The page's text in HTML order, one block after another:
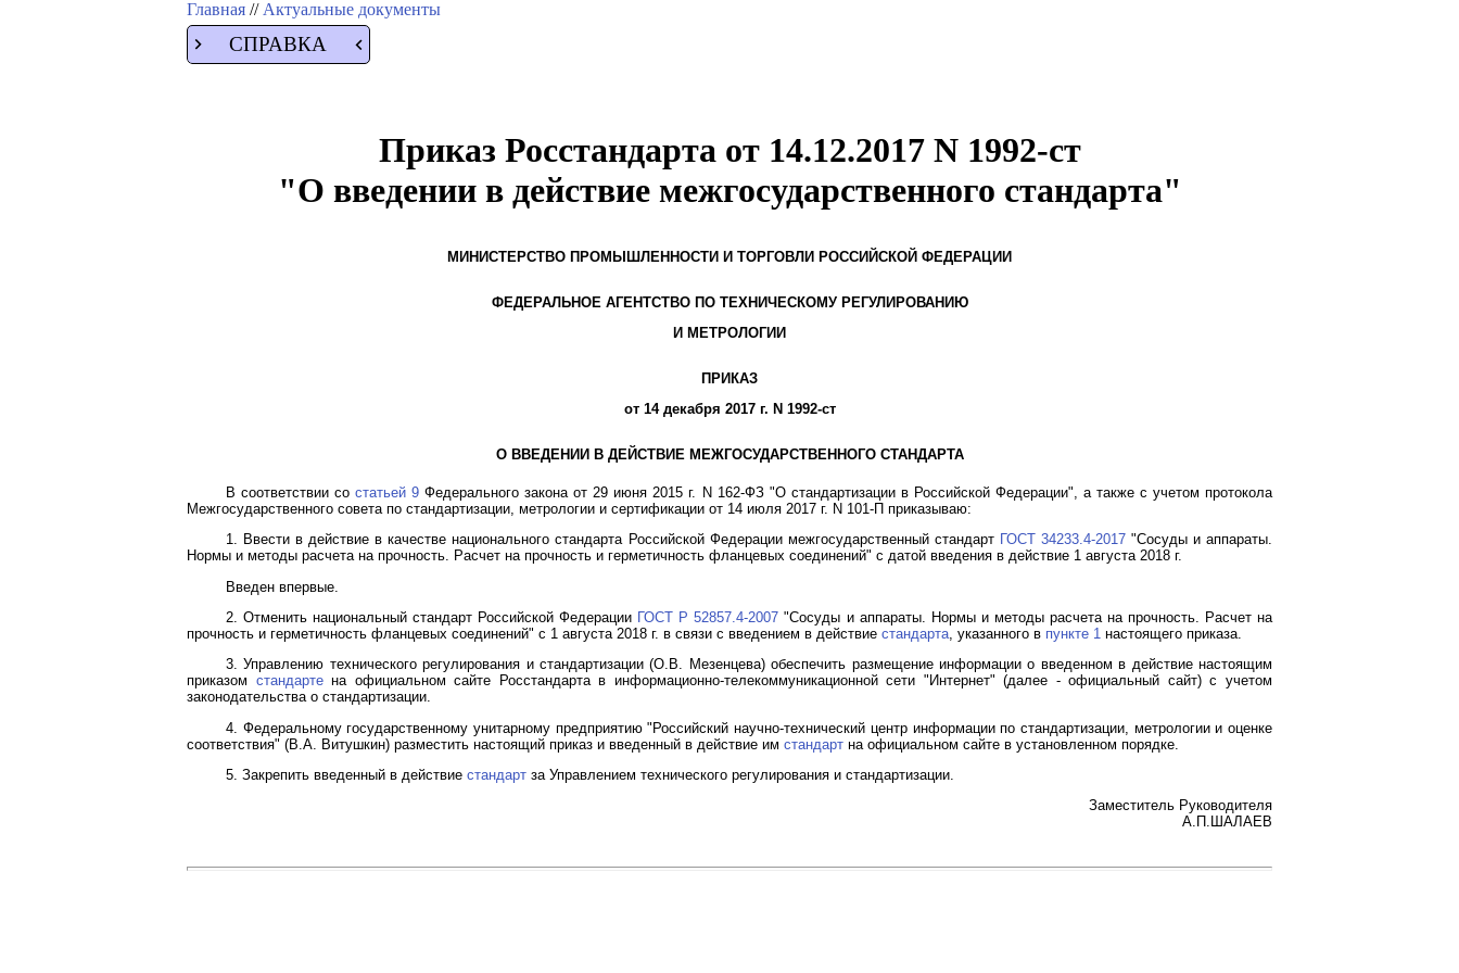
Главная // Актуальные документы
СПРАВКА
Приказ Росстандарта от 14.12.2017 N 1992-ст
"О введении в действие межгосударственного стандарта"
МИНИСТЕРСТВО ПРОМЫШЛЕННОСТИ И ТОРГОВЛИ РОССИЙСКОЙ ФЕДЕРАЦИИ
ФЕДЕРАЛЬНОЕ АГЕНТСТВО ПО ТЕХНИЧЕСКОМУ РЕГУЛИРОВАНИЮ
И МЕТРОЛОГИИ
ПРИКАЗ
от 14 декабря 2017 г. N 1992-ст
О ВВЕДЕНИИ В ДЕЙСТВИЕ МЕЖГОСУДАРСТВЕННОГО СТАНДАРТА
В соответствии состатьей 9 Федерального закона от 29 июня 2015 г. N 162-ФЗ "О стандартизации в Российской Федерации", а также с учетом протокола
Межгосударственного совета по стандартизации, метрологии и сертификации от 14 июля 2017 г. N 101-П приказываю:
1. Ввести в действие в качестве национального стандарта Российской Федерации межгосударственный стандарт ГОСТ 34233.4-2017"Сосуды и аппараты.
Нормы и методы расчета на прочность. Расчет на прочность и герметичность фланцевых соединений" с датой введения в действие 1 августа 2018 г.
Введен впервые.
2. Отменить национальный стандарт Российской Федерации ГОСТ Р 52857.4-2007 "Сосуды и аппараты. Нормы и методы расчета на прочность. Расчет на
прочность и герметичность фланцевых соединений" с 1 августа 2018 г. в связи с введением в действие стандарта , указанного в пункте 1 настоящего приказа.
3. Управлению технического регулирования и стандартизации (О.В. Мезенцева) обеспечить размещение информации о введенном в действие настоящим
приказом стандартена официальном сайте Росстандарта в информационно-телекоммуникационной сети "Интернет" (далее - официальный сайт) с учетом
законодательства о стандартизации.
4. Федеральному государственному унитарному предприятию "Российский научно-технический центр информации по стандартизации, метрологии и оценке
соответствия" (В.А. Витушкин) разместить настоящий приказ и введенный в действие им стандарт на официальном сайте в установленном порядке.
5. Закрепить введенный в действие стандарт за Управлением технического регулирования и стандартизации.
Заместитель Руководителя
А.П.ШАЛАЕВ